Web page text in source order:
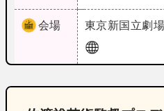
会場 東京新国立劇